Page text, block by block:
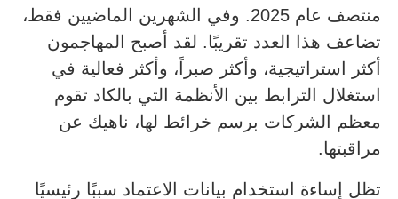
منتصف عام 2025. وفي الشهرين الماضيين فقط،
تضاعف هذا العدد تقريبًا. لقد أصبح المهاجمون
أكثر استراتيجية، وأكثر صبراً، وأكثر فعالية في
استغلال الترابط بين الأنظمة التي بالكاد تقوم
معظم الشركات برسم خرائط لها، ناهيك عن
مراقبتها.
تظل إساءة استخدام بيانات الاعتماد سببًا رئيسيًا